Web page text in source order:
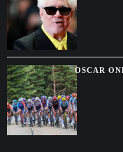
OSCAR
EL